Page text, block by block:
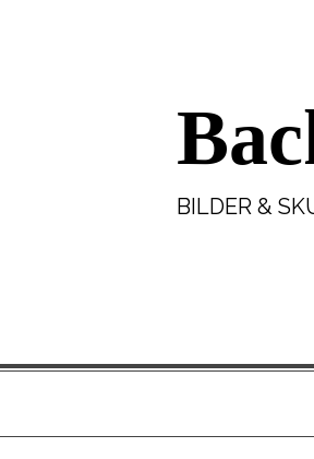
BILDER &